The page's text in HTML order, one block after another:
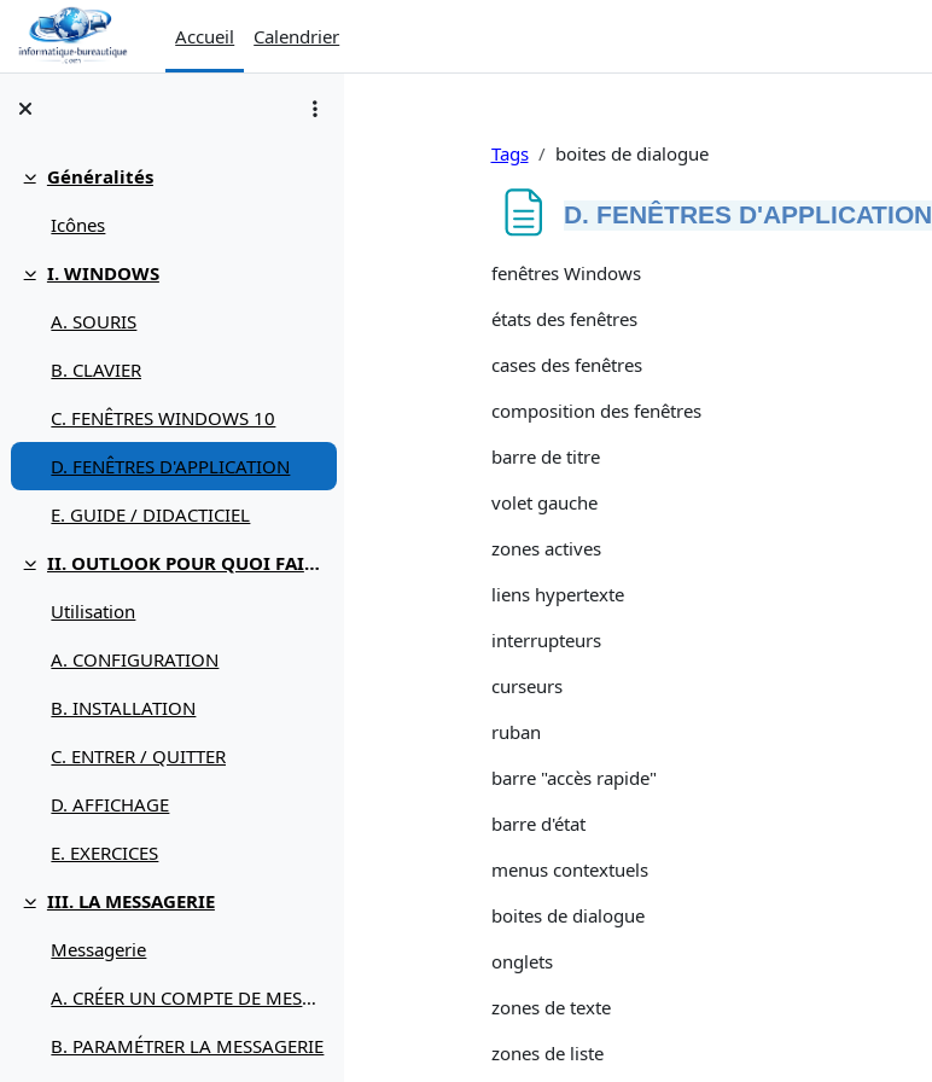
Passer au contenu principal
Accueil
Calendrier
Replier
Généralités
Icônes
Replier
I. WINDOWS
A. SOURIS
B. CLAVIER
C. FENÊTRES WINDOWS 10
D. FENÊTRES D'APPLICATION
E. GUIDE / DIDACTICIEL
Replier
II. OUTLOOK POUR QUOI FAIRE
Utilisation
A. CONFIGURATION
B. INSTALLATION
C. ENTRER / QUITTER
D. AFFICHAGE
E. EXERCICES
Replier
III. LA MESSAGERIE
Messagerie
A. CRÉER UN COMPTE DE MESSAGERIE
B. PARAMÉTRER LA MESSAGERIE
Tags boites de dialogue
D. FENÊTRES D'APPLICATION
Conditions d’achèvement
fenêtres Windows
états des fenêtres
cases des fenêtres
composition des fenêtres
barre de titre
volet gauche
zones actives
liens hypertexte
interrupteurs
curseurs
ruban
barre "accès rapide"
barre d'état
menus contextuels
boites de dialogue
onglets
zones de texte
zones de liste